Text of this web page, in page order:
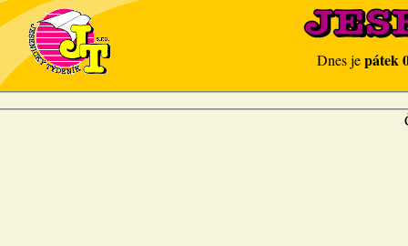
Dnes jepátek